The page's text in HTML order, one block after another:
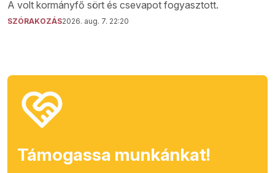
A volt kormányfő sört és csevapot fogyasztott.
SZÓRAKOZÁS2026. aug. 7. 22:20
Támogassa munkánkat!